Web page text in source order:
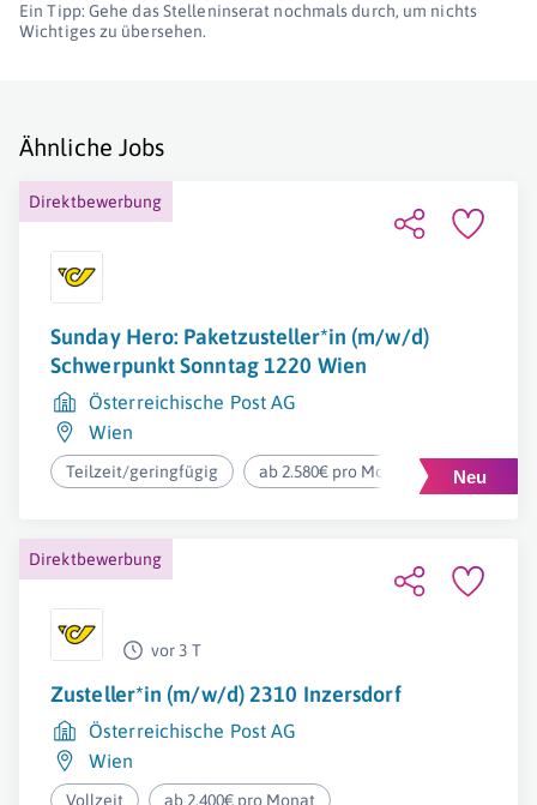
Ein Tipp: Gehe das Stelleninserat nochmals durch, um nichts
Wichtiges zu übersehen.
Ähnliche Jobs
Direktbewerbung
Sunday Hero: Paketzusteller*in (m/w/d)
Schwerpunkt Sonntag 1220 Wien
Österreichische Post AG
Wien
Teilzeit/geringfügig ab 2.580€ pro Monat
Direktbewerbung
vor 3 T
Zusteller*in (m/w/d) 2310 Inzersdorf
Österreichische Post AG
Wien
Vollzeit ab 2.400€ pro Monat